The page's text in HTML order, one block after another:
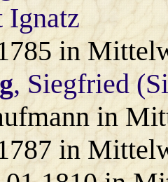
Ignatz
in
, Siegfried
in
in